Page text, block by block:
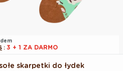
: 3 + 1 ZA DARMO
skarpetki do łydek